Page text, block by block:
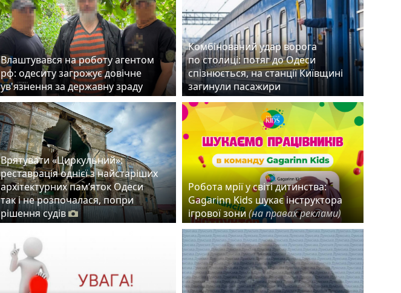
Влаштувався на роботу агентом
рф: одеситу загрожує довічне
ув'язнення за державну зраду
Комбінований удар ворога
по столиці: потяг до Одеси
спізнюється, на станції Київщині
загинули пасажири
Врятувати «Циркульний»:
реставрація однієї з найстаріших
архітектурних пам’яток Одеси
так і не розпочалася, попри
рішення судів
Робота мрії у світі дитинства:
Gagarinn Kids шукає інструктора
ігрової зони(на правах реклами)